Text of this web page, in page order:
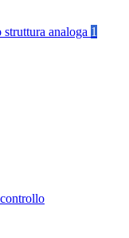
analoga 1